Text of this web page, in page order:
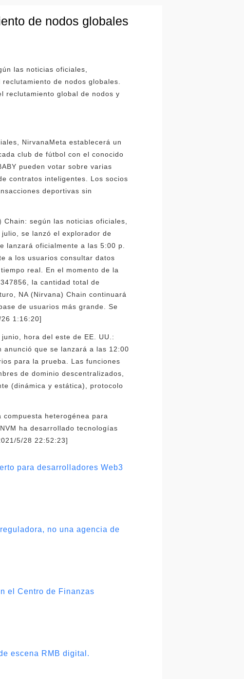
de nodos globales
las noticias oficiales,
de nodos globales.
reclutamiento global de nodos y
NirvanaMeta establecerá un
club de fútbol con el conocido
pueden votar sobre varias
contratos inteligentes. Los socios
deportivas sin
según las noticias oficiales,
se lanzó el explorador de
lanzará oficialmente a las 5:00 p.
a los usuarios consultar datos
real. En el momento de la
la cantidad total de
NA (Nirvana) Chain continuará
de usuarios más grande. Se
1:16:20]
hora del este de EE. UU.:
anunció que se lanzará a las 12:00
para la prueba. Las funciones
de dominio descentralizados,
(dinámica y estática), protocolo
heterogénea para
ha desarrollado tecnologías
5/28 22:52:23]
para desarrolladores Web3
no una agencia de
el Centro de Finanzas
escena RMB digital.